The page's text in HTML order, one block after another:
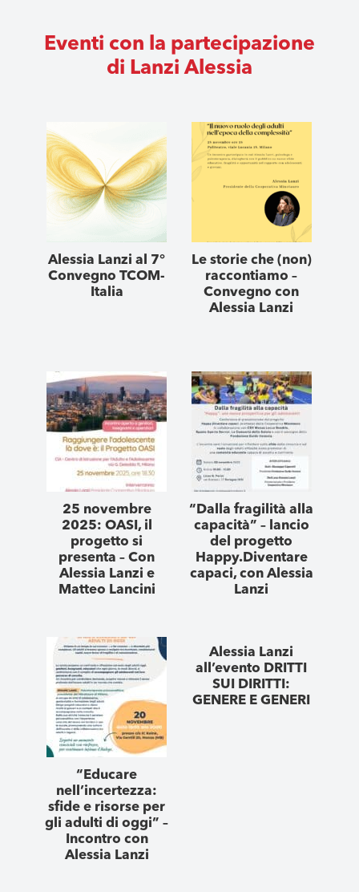
Eventi con la partecipazione
di Lanzi Alessia
Alessia Lanzi al 7°
Convegno TCOM-
Italia
Le storie che (non)
raccontiamo –
Convegno con
Alessia Lanzi
25 novembre
2025: OASI, il
progetto si
presenta – Con
Alessia Lanzi e
Matteo Lancini
“Dalla fragilità alla
capacità” – lancio
del progetto
Happy.Diventare
capaci, con Alessia
Lanzi
“Educare
nell’incertezza:
sfide e risorse per
gli adulti di oggi” –
Incontro con
Alessia Lanzi
Alessia Lanzi
all’evento DRITTI
SUI DIRITTI:
GENERE E GENERI